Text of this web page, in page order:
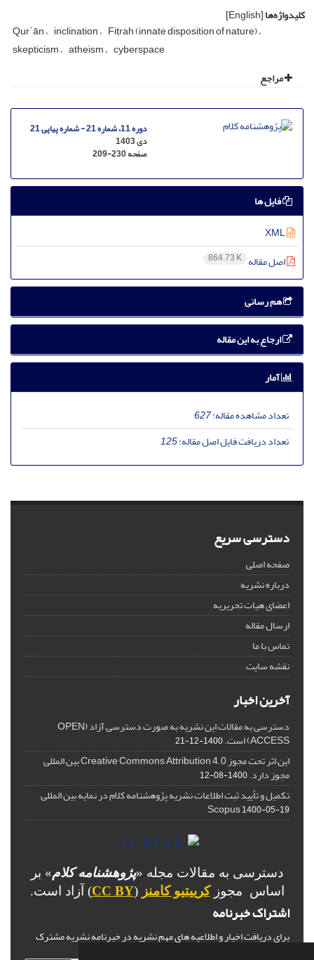
کلیدواژه‌ها[English]
Qurʾān inclination Fiṭrah (innate disposition of nature)
skepticism atheism cyberspace
مراجع
دوره 11، شماره 21 - شماره پیاپی 21
دی 1403
صفحه209-230
فایل ها
اصل مقاله 864.73 K
هم رسانی
ارجاع به این مقاله
آمار
تعداد مشاهده مقاله:627
تعداد دریافت فایل اصل مقاله:125
دسترسی سریع
صفحه اصلی
درباره نشریه
اعضای هیات تحریریه
ارسال مقاله
تماس با ما
نقشه سایت
آخرین اخبار
دسترسی به مقالات این نشریه به صورت دسترسی آزاد (OPEN
ACCESS) است. 1400-12-21
این اثر تحت مجوز Creative Commons Attribution 4.0 بین المللی
مجوز دارد.1400-08-12
تکمیل و تأیید ثبت اطلاعات نشریه پژوهشنامه کلام در نمایه بین المللی
Scopus1400-05-19
دسترسی به مقالات مجله «پژوهشنامه کلام» بر
اساس مجوزکرییتیو کامنز (
CC BY) آزاد است.
اشتراک خبرنامه
برای دریافت اخبار و اطلاعیه های مهم نشریه در خبرنامه نشریه مشترک